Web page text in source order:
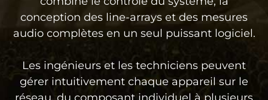
conception des line-arrays et des mesures
audio complètes en un seul puissant logiciel.
Les ingénieurs et les techniciens peuvent
gérer intuitivement chaque appareil sur le